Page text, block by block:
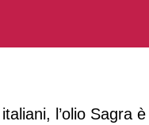
l’olio Sagra